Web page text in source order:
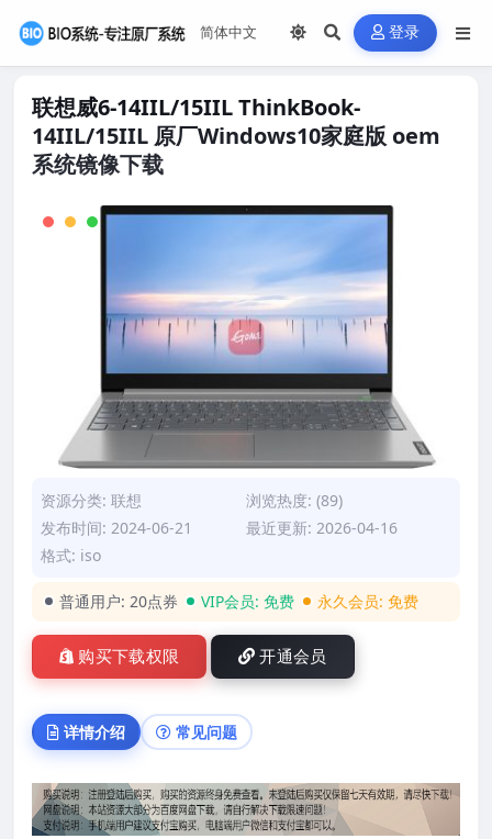
登录
联想威6-14IIL/15IIL ThinkBook-
14IIL/15IIL 原厂Windows10家庭版 oem
系统镜像下载
资源分类: 联想
浏览热度: (89)
发布时间: 2024-06-21
最近更新: 2026-04-16
格式: iso
普通用户: 20点券 VIP会员: 免费 永久会员: 免费
购买下载权限 开通会员
详情介绍 常见问题